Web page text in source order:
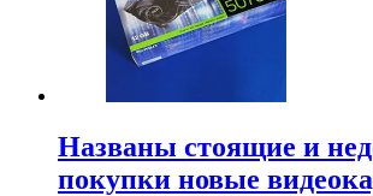
Названы стоящие и
покупки новые